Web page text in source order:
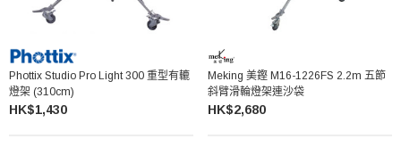
Phottix Studio Pro Light 300 重型有轆
燈架 (310cm)
HK$1,430
Meking 美鏗 M16-1226FS 2.2m 五節
斜臂滑輪燈架連沙袋
HK$2,680